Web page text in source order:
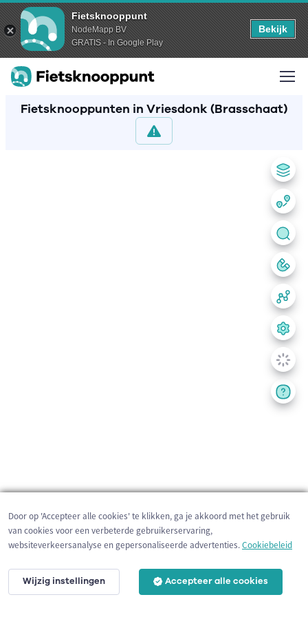
Fietsknooppunt
NodeMapp BV
GRATIS - In Google Play
Bekijk
Fietsknooppunten in Vriesdonk (Brasschaat)
200 m
Door op 'Accepteer alle cookies' te klikken, ga je akkoord met het gebruik
van cookies voor een verbeterde gebruikerservaring,
websiteverkeersanalyse en gepersonaliseerde advertenties.Cookiebeleid
Wijzig instellingen Accepteer alle cookies